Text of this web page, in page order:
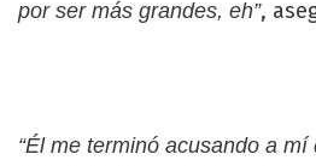
por ser más grandes, eh”,
“Él me terminó acusando a mí